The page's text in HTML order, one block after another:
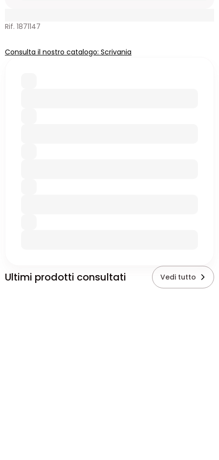
Rif. 1871147
Consulta il nostro catalogo: Scrivania
Ultimi prodotti consultati Vedi tutto